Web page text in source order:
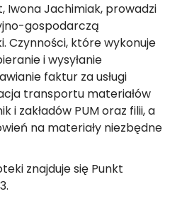
Iwona Jachimiak, prowadzi
gospodarczą
Czynności, które wykonuje
i wysyłanie
faktur za usługi
transportu materiałów
i zakładów PUM oraz filii, a
na materiały niezbędne
znajduje się Punkt